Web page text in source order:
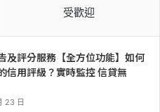
受歡迎
及評分服務【全方位功能】如何
信用評級？實時監控 信貸無
23 日